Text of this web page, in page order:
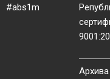
#abs1m
Архива